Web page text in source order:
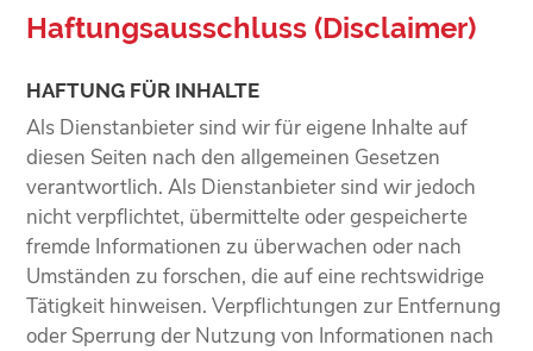
Haftungsausschluss (Disclaimer)
HAFTUNG FÜR INHALTE
Als Dienstanbieter sind wir für eigene Inhalte auf
diesen Seiten nach den allgemeinen Gesetzen
verantwortlich. Als Dienstanbieter sind wir jedoch
nicht verpflichtet, übermittelte oder gespeicherte
fremde Informationen zu überwachen oder nach
Umständen zu forschen, die auf eine rechtswidrige
Tätigkeit hinweisen. Verpflichtungen zur Entfernung
oder Sperrung der Nutzung von Informationen nach